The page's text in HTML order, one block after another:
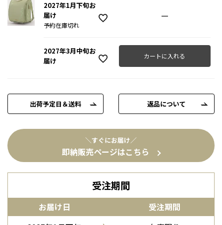
2027年1月下旬お
届け
予約在庫切れ
—
2027年3月中旬お
届け
カートに入れる
出荷予定日＆送料 返品について
＼すぐにお届け／
即納販売ページはこちら
受注期間
お届け日
受注期間